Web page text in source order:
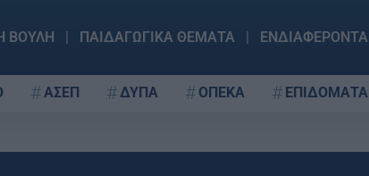
ΒΟΥΛΗ ΠΑΙΔΑΓΩΓΙΚΑ ΘΕΜΑΤΑ ΕΝΔΙΑΦΕΡΟΝΤΑ
ΑΣΕΠ ΔΥΠΑ ΟΠΕΚΑ ΕΠΙΔΟΜΑΤΑ